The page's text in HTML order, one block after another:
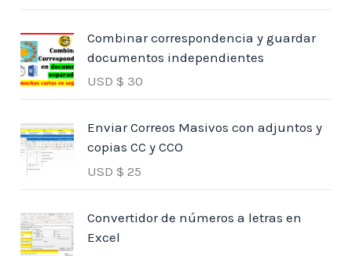
Combinar correspondencia y guardar
documentos independientes
USD $ 30
Enviar Correos Masivos con adjuntos y
copias CC y CCO
USD $ 25
Convertidor de números a letras en
Excel